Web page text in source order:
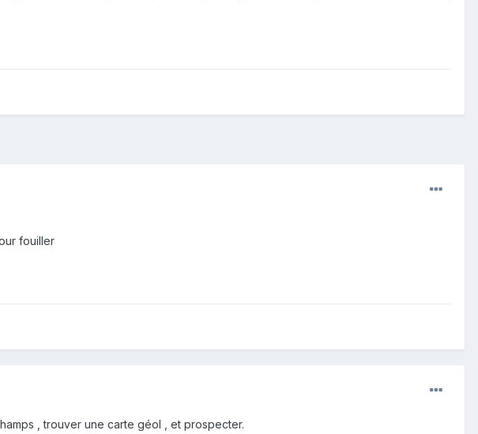
fouiller
, trouver une carte géol , et prospecter.